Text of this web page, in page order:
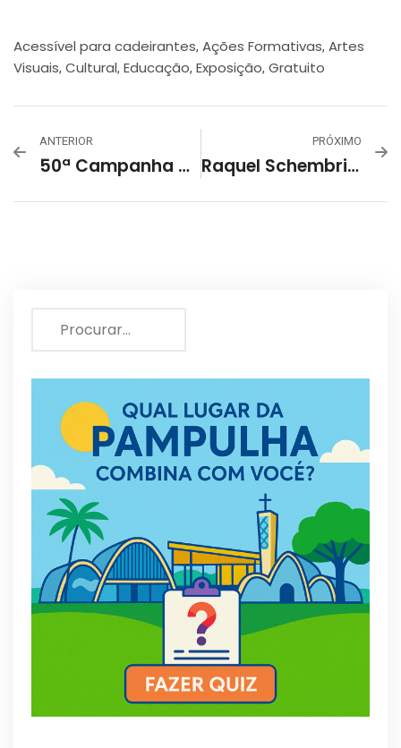
Acessível para cadeirantes, Ações Formativas, Artes
Visuais, Cultural, Educação, Exposição, Gratuito
ANTERIOR
50ª Campanha De Popularização Teatro E Da Dança
PRÓXIMO
Raquel Schembri – Bestiário Do Jardim Oculto